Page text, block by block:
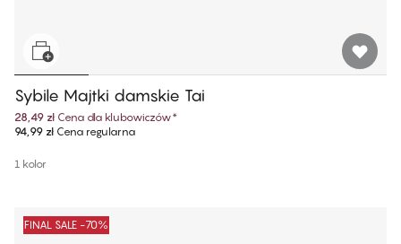
Sybile Majtki damskie Tai
28,49 zł Cena dla klubowiczów*
94,99 złCena regularna
1 kolor
FINAL SALE -70%